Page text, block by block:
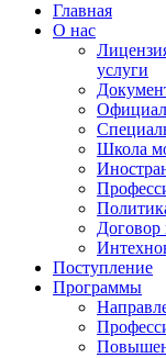
Главная
О нас
услуги
Школа
Поступление
Программы